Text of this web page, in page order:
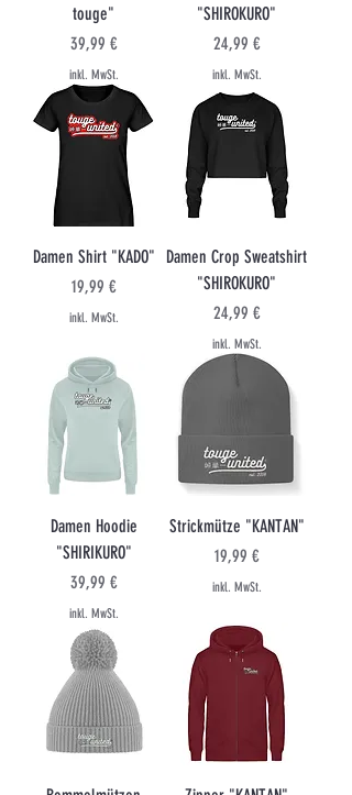
touge"
Preis
39,99 €
inkl. MwSt.
"SHIROKURO"
Preis
24,99 €
inkl. MwSt.
Damen Shirt "KADO"
Preis
19,99 €
inkl. MwSt.
Damen Crop Sweatshirt
"SHIROKURO"
Preis
24,99 €
inkl. MwSt.
Damen Hoodie
"SHIRIKURO"
Preis
39,99 €
inkl. MwSt.
Strickmütze "KANTAN"
Preis
19,99 €
inkl. MwSt.